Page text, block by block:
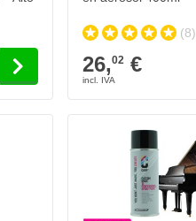
(8)
26,02 €